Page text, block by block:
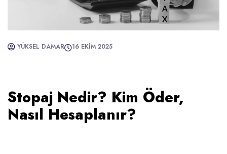
YÜKSEL DAMAR 16 EKIM 2025
Stopaj Nedir? Kim Öder,
Nasıl Hesaplanır?